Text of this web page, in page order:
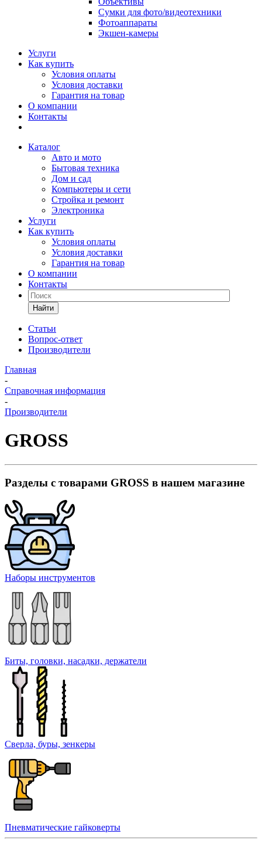
Сумки для фото/видеотехники
Фотоаппараты
Экшен-камеры
Услуги
Как купить
Условия оплаты
Условия доставки
Гарантия на товар
О компании
Контакты
Каталог
Авто и мото
Бытовая техника
Дом и сад
Компьютеры и сети
Стройка и ремонт
Электроника
Услуги
Как купить
Условия оплаты
Условия доставки
Гарантия на товар
О компании
Контакты
Найти
Статьи
Вопрос-ответ
Производители
Главная
-
Справочная информация
-
Производители
GROSS
Разделы с товарами GROSS в нашем магазине
Наборы инструментов
Биты, головки, насадки, держатели
Сверла, буры, зенкеры
Пневматические гайковерты